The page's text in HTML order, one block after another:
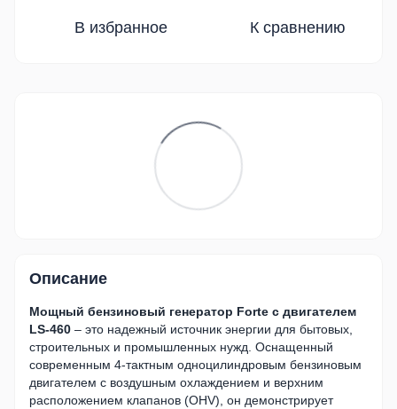
В избранное К сравнению
Описание
Мощный бензиновый генератор Forte с двигателем
LS-460 – это надежный источник энергии для бытовых,
строительных и промышленных нужд. Оснащенный
современным 4-тактным одноцилиндровым бензиновым
двигателем с воздушным охлаждением и верхним
расположением клапанов (OHV), он демонстрирует